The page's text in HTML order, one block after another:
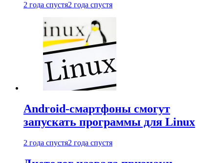
2 года спустя2 года спустя
Android-смартфоны смогут
запускать программы для Linux
2 года спустя2 года спустя